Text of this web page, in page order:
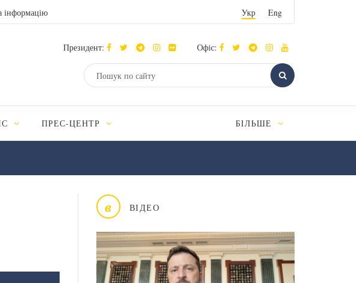
інформацію Укр Eng
Президент: Офіс:
ПРЕС-ЦЕНТР БІЛЬШЕ
в ВІДЕО